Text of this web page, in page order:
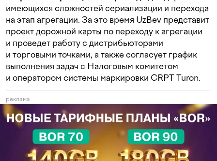
имеющихся сложностей сериализации и перехода
на этап агрегации. За это время UzBev представит
проект дорожной карты по переходу к агрегации
и проведет работу с дистрибьюторами
и торговыми точками, а также согласует график
выполнения задач с Налоговым комитетом
и оператором системы маркировки CRPT Turon.
реклама